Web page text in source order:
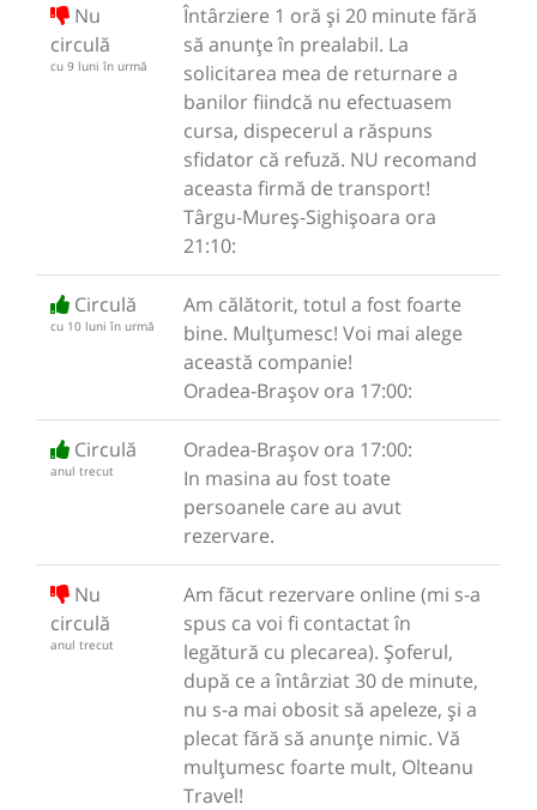
Nu
circulă
cu 9 luni în urmă
Întârziere 1 oră și 20 minute fără
să anunțe în prealabil. La
solicitarea mea de returnare a
banilor fiindcă nu efectuasem
cursa, dispecerul a răspuns
sfidator că refuză. NU recomand
aceasta firmă de transport!
Târgu-Mureș-Sighișoara ora
21:10:
Circulă
cu 10 luni în urmă
Am călătorit, totul a fost foarte
bine. Mulțumesc! Voi mai alege
această companie!
Oradea-Brașov ora 17:00:
Circulă
anul trecut
Oradea-Brașov ora 17:00:
In masina au fost toate
persoanele care au avut
rezervare.
Nu
circulă
anul trecut
Am făcut rezervare online (mi s-a
spus ca voi fi contactat în
legătură cu plecarea). Șoferul,
după ce a întârziat 30 de minute,
nu s-a mai obosit să apeleze, și a
plecat fără să anunțe nimic. Vă
mulțumesc foarte mult, Olteanu
Travel!